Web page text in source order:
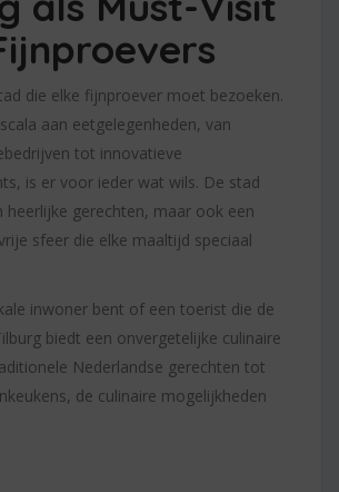
die elke fijnproever moet bezoeken.
aan eetgelegenheden, van
tot innovatieve
is er voor ieder wat wils. De stad
heerlijke gerechten, maar ook een
sfeer die elke maaltijd speciaal
inwoner bent of een toerist die de
biedt een onvergetelijke culinaire
Nederlandse gerechten tot
de culinaire mogelijkheden